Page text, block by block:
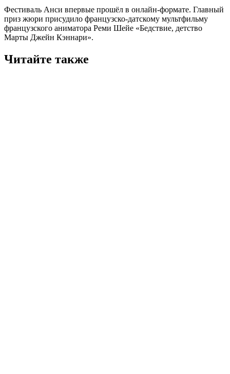
Фестиваль Анси впервые прошёл в онлайн-формате. Главный
приз жюри присудило французско-датскому мультфильму
французского аниматора Реми Шейе «Бедствие, детство
Марты Джейн Кэннари».
Читайте также